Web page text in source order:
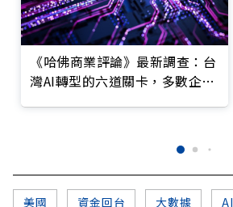
《哈佛商業評論》最新調查：台
灣AI轉型的六道關卡，多數企業
美國 資金回台 大數據 AI